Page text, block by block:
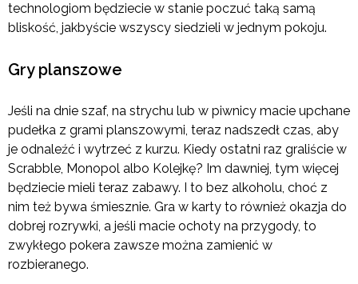
technologiom będziecie w stanie poczuć taką samą
bliskość, jakbyście wszyscy siedzieli w jednym pokoju.
Gry planszowe
Jeśli na dnie szaf, na strychu lub w piwnicy macie upchane
pudełka z grami planszowymi, teraz nadszedł czas, aby
je odnaleźć i wytrzeć z kurzu. Kiedy ostatni raz graliście w
Scrabble, Monopol albo Kolejkę? Im dawniej, tym więcej
będziecie mieli teraz zabawy. I to bez alkoholu, choć z
nim też bywa śmiesznie. Gra w karty to również okazja do
dobrej rozrywki, a jeśli macie ochoty na przygody, to
zwykłego pokera zawsze można zamienić w
rozbieranego.